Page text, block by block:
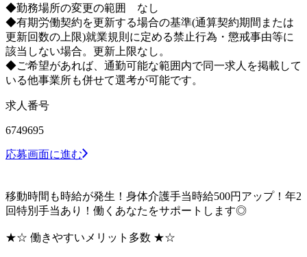
◆勤務場所の変更の範囲 なし
◆有期労働契約を更新する場合の基準(通算契約期間または
更新回数の上限)就業規則に定める禁止行為・懲戒事由等に
該当しない場合。更新上限なし。
◆ご希望があれば、通勤可能な範囲内で同一求人を掲載して
いる他事業所も併せて選考が可能です。
求人番号
6749695
応募画面に進む
移動時間も時給が発生！身体介護手当時給500円アップ！年2
回特別手当あり！働くあなたをサポートします◎
★☆ 働きやすいメリット多数 ★☆